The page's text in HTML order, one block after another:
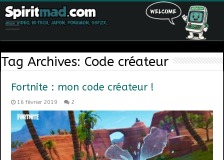
Tag Archives: Code créateur
Fortnite : mon code créateur !
16 février 2019 2